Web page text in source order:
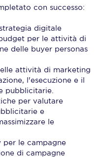
con successo:
digitale
per le attività di
delle buyer personas
attività di marketing
l'esecuzione e il
pubblicitarie.
per valutare
e
le
per le campagne
di campagne